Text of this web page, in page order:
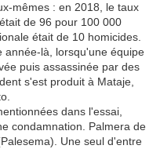
mêmes : en 2018, le taux
de 96 pour 100 000
était de 10 homicides.
année-là, lorsqu'une équipe
puis assassinée par des
s'est produit à Mataje,
dans l'essai,
condamnation. Palmera de
Une seul d'entre